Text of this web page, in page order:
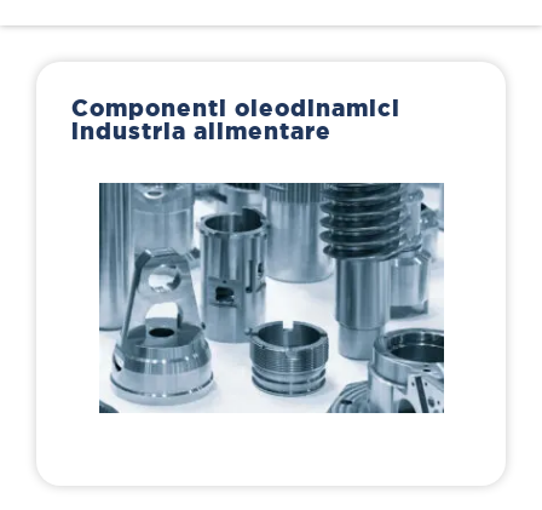
Componenti oleodinamici
industria alimentare